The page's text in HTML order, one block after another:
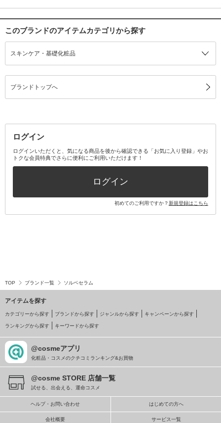
このブランドのアイテムカテゴリから探す
スキンケア・基礎化粧品
ブランドトップへ
ログイン
ログインいただくと、気になる商品を後から確認できる「お気に入り登録」やお
トクな会員特典でさらに便利にご利用いただけます！
ログイン
初めてのご利用ですか？新規登録はこちら
TOP ブランド一覧 ソルベセラム
アイテムを探す
カテゴリーから探す ブランドから探す ジャンルから探す キャンペーンから探す
ランキングから探す キーワードから探す
@cosmeアプリ
化粧品・コスメのクチコミランキング&お買物
@cosme STORE 店舗一覧
試せる、出会える、運命コスメ
ヘルプ・お問い合わせ はじめての方へ
会社概要 サービス一覧